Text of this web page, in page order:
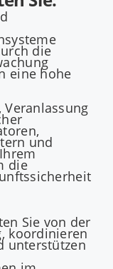
die
eine hohe
Veranlassung
und
die
Sie von der
koordinieren
unterstützen